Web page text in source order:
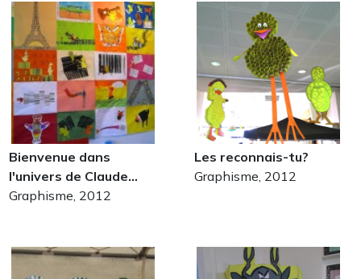
Bienvenue dans
l'univers de Claude…
Graphisme, 2012
Les reconnais-tu?
Graphisme, 2012